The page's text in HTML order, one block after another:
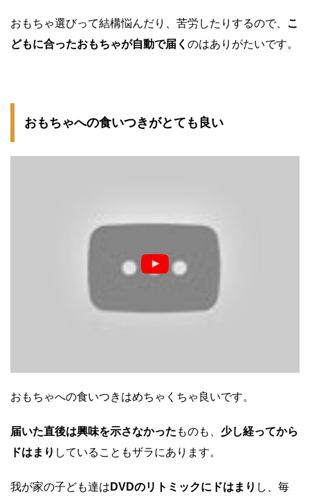
おもちゃ選びって結構悩んだり、苦労したりするので、 こ
どもに合ったおもちゃが自動で届く のはありがたいです。
おもちゃへの食いつきがとても良い
おもちゃへの食いつきはめちゃくちゃ良いです。
届いた直後は興味を示さなかった ものも、 少し経ってから
ドはまり していることもザラにあります。
我が家の子ども達は DVDのリトミックにドはまり し、毎